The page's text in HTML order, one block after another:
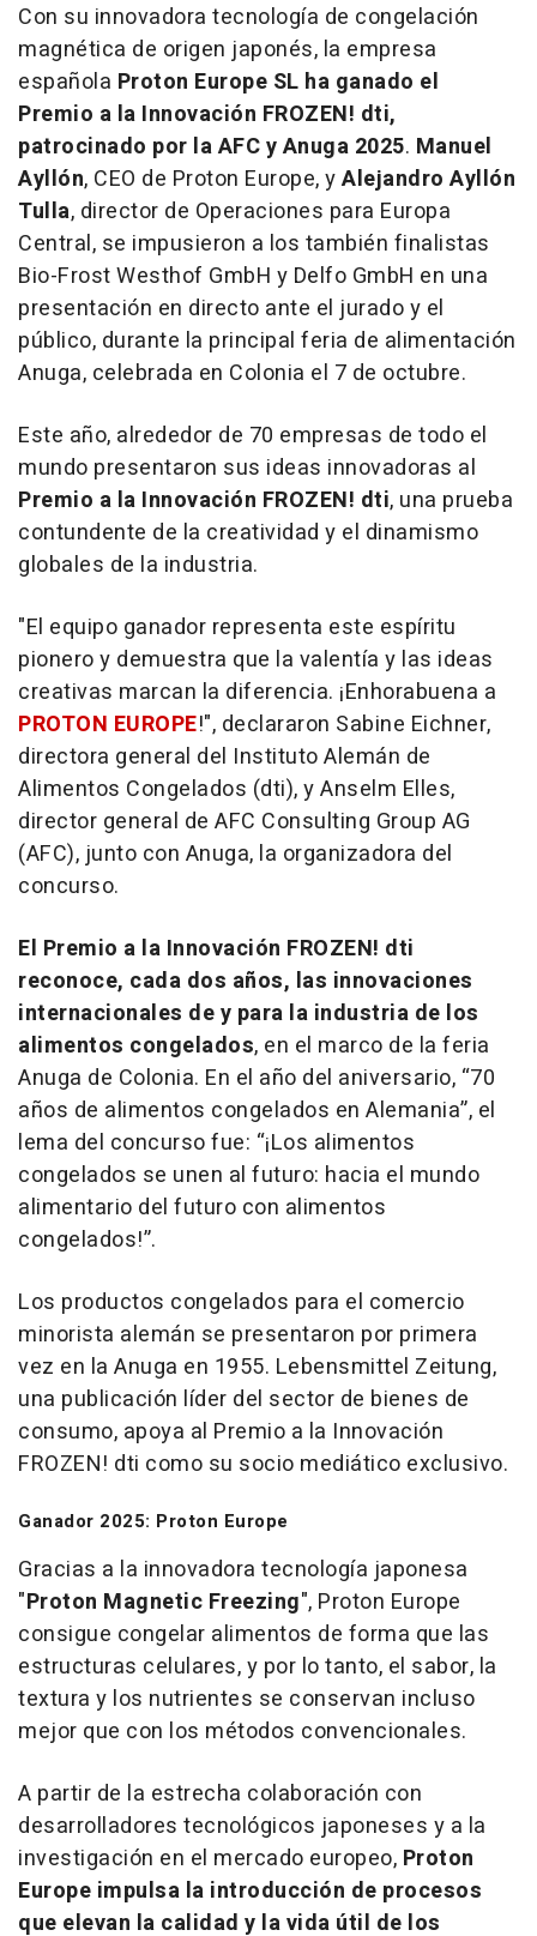
Con su innovadora tecnología de congelación
magnética de origen japonés, la empresa
española Proton Europe SL ha ganado el
Premio a la Innovación FROZEN! dti,
patrocinado por la AFC y Anuga 2025. Manuel
Ayllón, CEO de Proton Europe, yAlejandro Ayllón
Tulla, director de Operaciones para Europa
Central, se impusieron a los también finalistas
Bio-Frost Westhof GmbH y Delfo GmbH en una
presentación en directo ante el jurado y el
público, durante la principal feria de alimentación
Anuga, celebrada en Colonia el 7 de octubre.
Este año, alrededor de 70 empresas de todo el
mundo presentaron sus ideas innovadoras al
Premio a la Innovación FROZEN! dti, una prueba
contundente de la creatividad y el dinamismo
globales de la industria.
"El equipo ganador representa este espíritu
pionero y demuestra que la valentía y las ideas
creativas marcan la diferencia. ¡Enhorabuena a
PROTON EUROPE!", declararon Sabine Eichner,
directora general del Instituto Alemán de
Alimentos Congelados (dti), y Anselm Elles,
director general de AFC Consulting Group AG
(AFC), junto con Anuga, la organizadora del
concurso.
El Premio a la Innovación FROZEN! dti
reconoce, cada dos años, las innovaciones
internacionales de y para la industria de los
alimentos congelados, en el marco de la feria
Anuga de Colonia. En el año del aniversario, “70
años de alimentos congelados en Alemania”, el
lema del concurso fue: “¡Los alimentos
congelados se unen al futuro: hacia el mundo
alimentario del futuro con alimentos
congelados!”.
Los productos congelados para el comercio
minorista alemán se presentaron por primera
vez en la Anuga en 1955. Lebensmittel Zeitung,
una publicación líder del sector de bienes de
consumo, apoya al Premio a la Innovación
FROZEN! dti como su socio mediático exclusivo.
Ganador 2025: Proton Europe
Gracias a la innovadora tecnología japonesa
"Proton Magnetic Freezing", Proton Europe
consigue congelar alimentos de forma que las
estructuras celulares, y por lo tanto, el sabor, la
textura y los nutrientes se conservan incluso
mejor que con los métodos convencionales.
A partir de la estrecha colaboración con
desarrolladores tecnológicos japoneses y a la
investigación en el mercado europeo, Proton
Europe impulsa la introducción de procesos
que elevan la calidad y la vida útil de los